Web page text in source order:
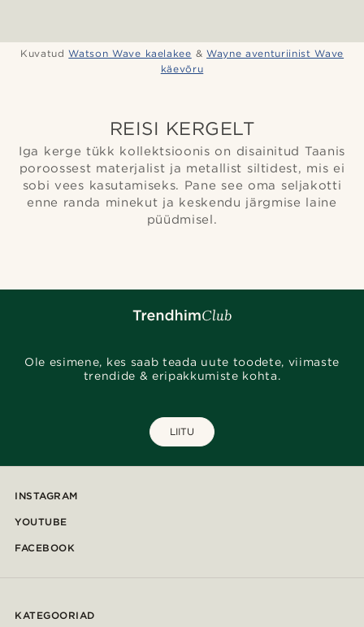
Kuvatud Watson Wave kaelakee &Wayne aventuriinist Wave
käevõru
REISI KERGELT
Iga kerge tükk kollektsioonis on disainitud Taanis
poroossest materjalist ja metallist siltidest, mis ei
sobi vees kasutamiseks. Pane see oma seljakotti
enne randa minekut ja keskendu järgmise laine
püüdmisel.
Ole esimene, kes saab teada uute toodete, viimaste
trendide & eripakkumiste kohta.
LIITU
INSTAGRAM
YOUTUBE
FACEBOOK
KATEGOORIAD